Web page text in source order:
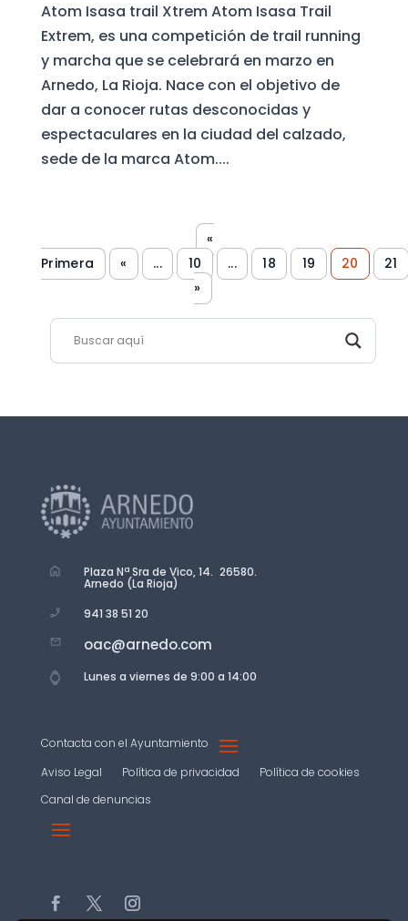
Atom Isasa trail Xtrem Atom Isasa Trail
Extrem, es una competición de trail running
y marcha que se celebrará en marzo en
Arnedo, La Rioja. Nace con el objetivo de
dar a conocer rutas desconocidas y
espectaculares en la ciudad del calzado,
sede de la marca Atom....
«
Primera
« ... 10 ... 18 19 20
21
»
Plaza Nª Sra de Vico, 14. 26580.
Arnedo (La Rioja)
941 38 51 20
oac@arnedo.com
Lunes a viernes de 9:00 a 14:00
Contacta con el Ayuntamiento
Aviso Legal
Política de privacidad
Política de cookies
Canal de denuncias